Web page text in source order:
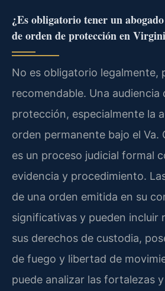
¿Es obligatorio tener un
de orden de protección en
No es obligatorio legalmente,
recomendable. Una audiencia
protección, especialmente la
orden permanente bajo el Va.
es un proceso judicial formal
evidencia y procedimiento.
de una orden emitida en su
significativas y pueden incluir
sus derechos de custodia,
de fuego y libertad de
puede analizar las fortalezas